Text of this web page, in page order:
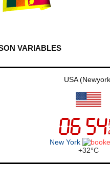
VARIABLES
UK (London)
London
+21°C